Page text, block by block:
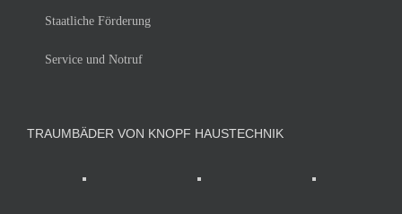
Staatliche Förderung
Service und Notruf
TRAUMBÄDER VON KNOPF HAUSTECHNIK